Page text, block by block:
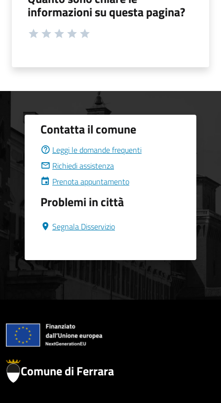
informazioni su questa pagina?
Contatta il comune
Leggi le domande frequenti
Richiedi assistenza
Prenota appuntamento
Problemi in città
Segnala Disservizio
Comune di Ferrara